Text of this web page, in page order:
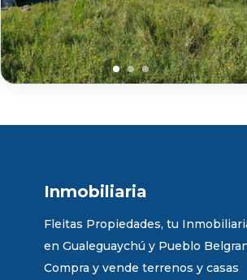
Inmobiliaria
Fleitas Propiedades, tu
en Gualeguaychú y Pueblo
Compra y vende terrenos y casas